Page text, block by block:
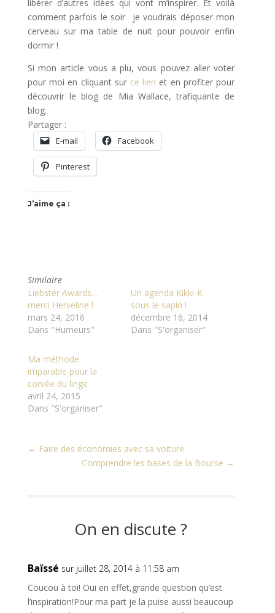
libérer d’autres idées qui vont m’inspirer. Et voilà
comment parfois le soir je voudrais déposer mon
cerveau sur ma table de nuit pour pouvoir enfin
dormir !
Si mon article vous a plu, vous pouvez aller voter
pour moi en cliquant surce lien et en profiter pour
découvrir le blog de Mia Wallace, trafiquante de
blog.
Partager :
E-mail Facebook
Pinterest
J’aime ça :
Similaire
Liebster Awards…
merci Herveline !
mars 24, 2016
Dans "Humeurs"
Un agenda Kikki-K
sous le sapin !
décembre 16, 2014
Dans "S'organiser"
Ma méthode
imparable pour la
corvée du linge
avril 24, 2015
Dans "S'organiser"
← Faire des économies avec sa voiture
Comprendre les bases de la Bourse →
On en discute ?
Baïssé sur juillet 28, 2014 à 11:58 am
Coucou à toi! Oui en effet,grande question qu’est
l’inspiration!Pour ma part je la puise aussi beaucoup